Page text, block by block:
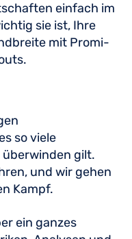
einfach im
sie ist, Ihre
mit Promi-
so viele
gilt.
und wir gehen
Kampf.
ein ganzes